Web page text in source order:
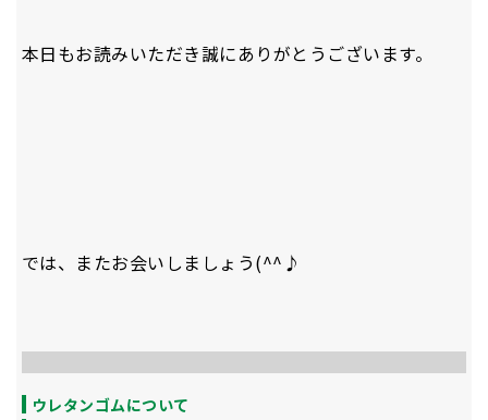
本日もお読みいただき誠にありがとうございます。
では、またお会いしましょう(^^♪
ウレタンゴムについて